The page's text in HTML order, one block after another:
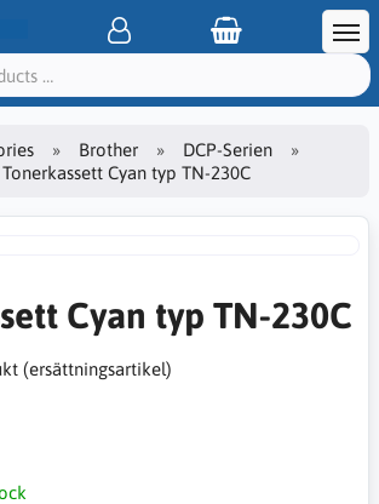
Brother
DCP-Serien
Tonerkassett Cyan typ TN-230C
Cyan typ TN-230C
(ersättningsartikel)